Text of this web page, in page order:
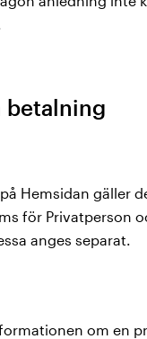
betalning
Hemsidan gäller
för Privatperson
anges separat.
om en